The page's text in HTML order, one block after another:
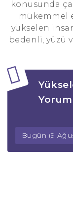
konusunda
mükemmel
yükselen
bedenli, yüzü
Bugün (9